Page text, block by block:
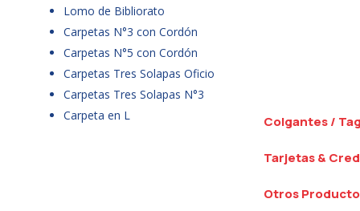
Lomo de Bibliorato
Carpetas N°3 con Cordón
Carpetas N°5 con Cordón
Carpetas Tres Solapas Oficio
Carpetas Tres Solapas N°3
Carpeta en L
Colgantes /
Tarjetas &
Otros